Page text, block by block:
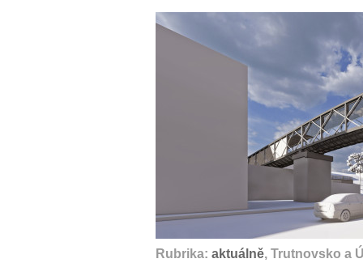
Rubrika: aktuálně, Trutnovsko a